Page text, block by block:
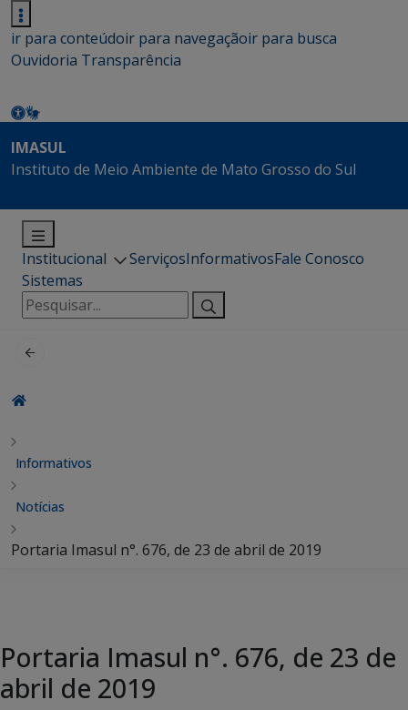
ir para conteúdoir para navegaçãoir para busca
Ouvidoria Transparência
IMASUL
Instituto de Meio Ambiente de Mato Grosso do Sul
Institucional ServiçosInformativosFale Conosco
Sistemas
Pesquisar
por:
Informativos
Notícias
Portaria Imasul n°. 676, de 23 de abril de 2019
Portaria Imasul n°. 676, de 23 de
abril de 2019